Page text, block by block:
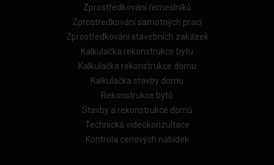
Zprostředkování řemeslníků
Zprostředkování samotných prací
Zprostředkování stavebních zakázek
Kalkulačka rekonstrukce bytu
Kalkulačka rekonstrukce domu
Kalkulačka stavby domu
Rekonstrukce bytů
Stavby a rekonstrukce domů
Technická videokonzultace
Kontrola cenových nabídek